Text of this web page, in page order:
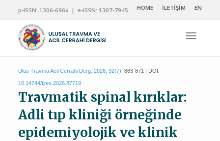
p-ISSN: 1306-696x | e-ISSN: 1307-7945 HOME İLETİŞİM EN
Ulus Travma Acil Cerrahi Derg. 2026; 32(7): 863-871 | DOI:
10.14744/tjtes.2026.87719
Travmatik spinal kırıklar:
Adli tıp kliniği örneğinde
epidemiyolojik ve klinik